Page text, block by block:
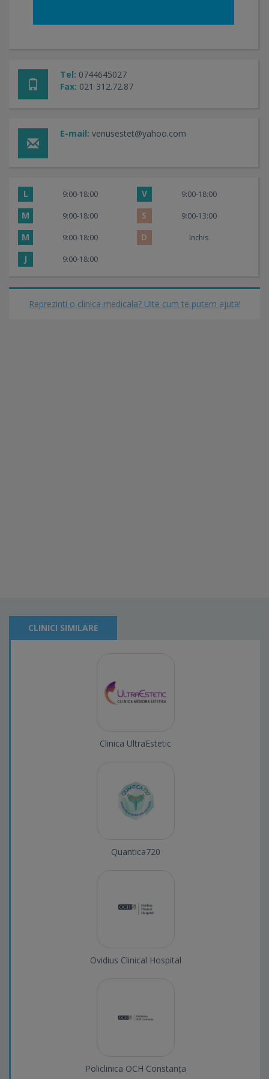
Tel: 0744645027
Fax: 021 312.72.87
E-mail: venusestet@yahoo.com
L 9:00-18:00 V 9:00-18:00
M 9:00-18:00 S 9:00-13:00
M 9:00-18:00 D Inchis
J 9:00-18:00
Reprezinti o clinica medicala? Uite cum te putem ajuta!
CLINICI SIMILARE
Clinica UltraEstetic
Quantica720
Ovidius Clinical Hospital
Policlinica OCH Constanța